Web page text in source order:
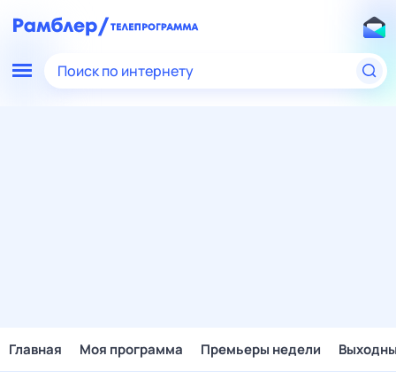
Поиск по интернету
Главная Моя программа Премьеры недели